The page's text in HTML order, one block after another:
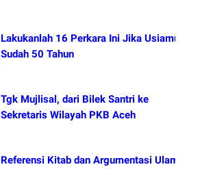
Lakukanlah 16 Perkara Ini Jika Usiamu
Sudah 50 Tahun
Tgk Mujlisal, dari Bilek Santri ke
Sekretaris Wilayah PKB Aceh
Referensi Kitab dan Argumentasi Ulama